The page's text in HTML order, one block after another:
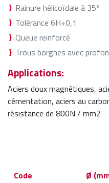
Rainure hélicoïdale à 35º
Tolérance 6H+0,1
Queue reinforcé
Trous borgnes avec
Applications:
Aciers doux magnétiques,
cémentation, aciers au
résistance de 800N / mm2
Code Ø